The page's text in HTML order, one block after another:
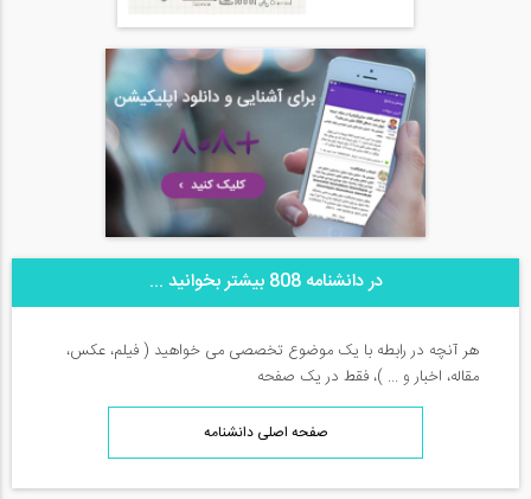
در دانشنامه 808 بیشتر بخوانید ...
هر آنچه در رابطه با یک موضوع تخصصی می خواهید ( فیلم، عکس،
مقاله، اخبار و ... )، فقط در یک صفحه
صفحه اصلی دانشنامه